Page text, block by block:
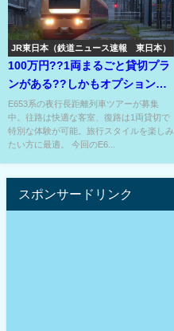
JR東日本（鉄道ニュース速報 東日本）
100万円??1両まるごと貸切プラ
ンがある??しかもオプションで
一部の号車が選べる⁇
E653系の夜行長距離列車ツアーが募集
中。往路は快適な客室、復路は1両貸切で
特別な体験が可能。旅行スタイルを楽しみ
たい方に最適。 今回のE6...
スポンサードリンク